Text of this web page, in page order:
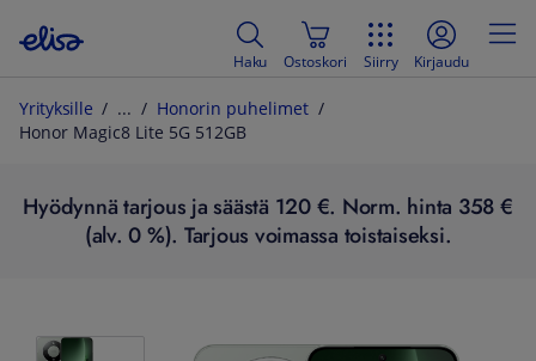
Haku Ostoskori Siirry Kirjaudu
Yrityksille
Honorin puhelimet
Honor Magic8 Lite 5G 512GB
Hyödynnä tarjous ja säästä 120 €. Norm. hinta 358 €
(alv. 0 %). Tarjous voimassa toistaiseksi.